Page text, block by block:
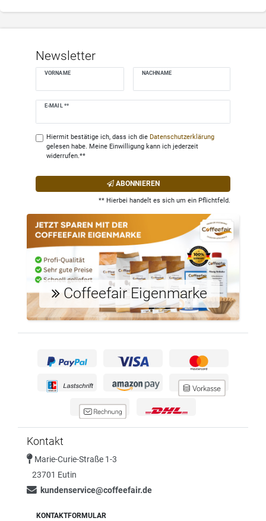
Newsletter
VORNAME NACHNAME
E-MAIL **
Newsletter
Hiermit bestätige ich, dass ich die Daten­schutz­erklärung
gelesen habe. Meine Einwilligung kann ich jederzeit
widerrufen.**
ABONNIEREN
** Hierbei handelt es sich um ein Pflichtfeld.
Coffeefair Eigenmarke
Kontakt
Marie-Curie-Straße 1-3
23701 Eutin
kundenservice@coffeefair.de
KONTAKTFORMULAR